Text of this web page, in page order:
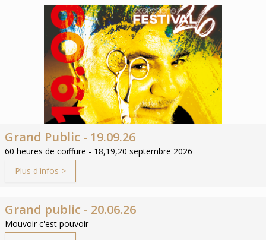
Grand Public - 19.09.26
60 heures de coiffure - 18,19,20 septembre 2026
Plus d'infos >
Grand public - 20.06.26
Mouvoir c'est pouvoir